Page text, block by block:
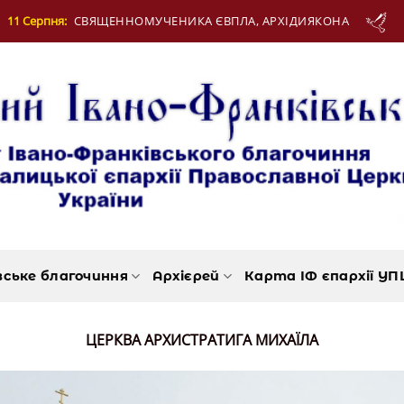
ЄВПЛА, АРХІДИЯКОНА 12
благочиння Архієрей Карта ІФ єпархії
ЦЕРКВА АРХИСТРАТИГА МИХАЇЛА